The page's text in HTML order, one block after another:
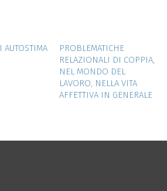
AUTOSTIMA
PROBLEMATICHE
RELAZIONALI DI COPPIA,
NEL MONDO DEL
LAVORO, NELLA VITA
AFFETTIVA IN GENERALE